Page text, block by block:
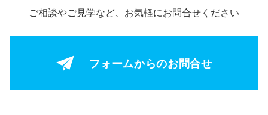
ご相談やご見学など、お気軽にお問合せください
フォームからのお問合せ